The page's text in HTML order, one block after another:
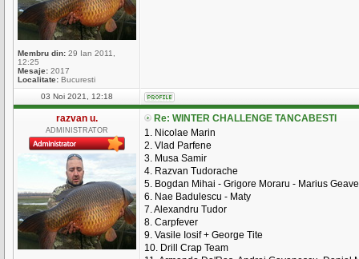
Membru din: 29 Ian 2011,
12:25
Mesaje: 2017
Localitate: Bucuresti
03 Noi 2021, 12:18
razvan u.
ADMINISTRATOR
Re: WINTER CHALLENGE TANCABESTI
1. Nicolae Marin
2. Vlad Parfene
3. Musa Samir
4. Razvan Tudorache
5. Bogdan Mihai - Grigore Moraru - Marius
6. Nae Badulescu - Maty
7. Alexandru Tudor
8. Carpfever
9. Vasile Iosif + George Tite
10. Drill Crap Team